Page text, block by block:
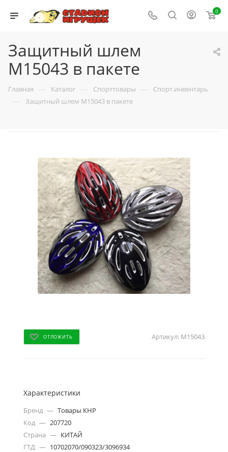
0
Защитный шлем
M15043 в пакете
Главная — Каталог — Спорттовары — Спорт.инвентарь
— Защитный шлем M15043 в пакете
ОТЛОЖИТЬ Артикул: M15043
Характеристики
Бренд — Товары КНР
Код — 207720
Страна — КИТАЙ
ГТД — 10702070/090323/3096934